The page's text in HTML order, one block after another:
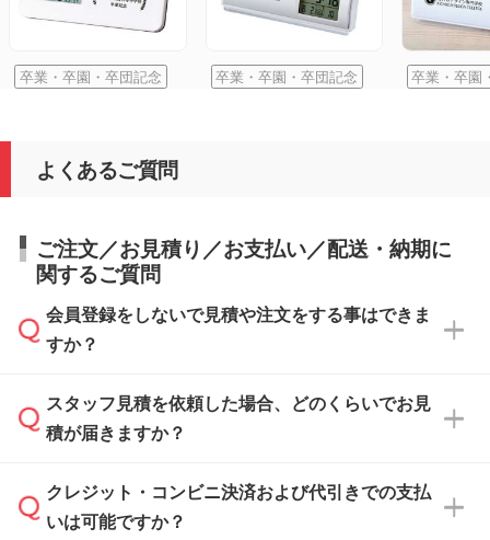
卒業・卒園・卒団記念 卒業・卒園・卒団記念 卒業・卒園
よくあるご質問
ご注文／お見積り／お支払い／配送・納期に
関するご質問
会員登録をしないで見積や注文をする事はできま
すか？
可能です。見積・注文フォームにて『ゲストの
まま進む』ボタンからお進みのうえ、ご依頼く
スタッフ見積を依頼した場合、どのくらいでお見
積が届きますか？
通常、翌営業日までにお送りしております。混
雑状況によっては、お時間をいただくこともご
クレジット・コンビニ決済および代引きでの支払
いは可能ですか？